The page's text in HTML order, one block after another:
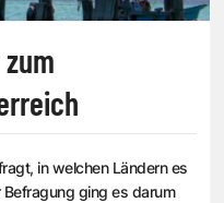
in welchen Ländern es
ging es darum